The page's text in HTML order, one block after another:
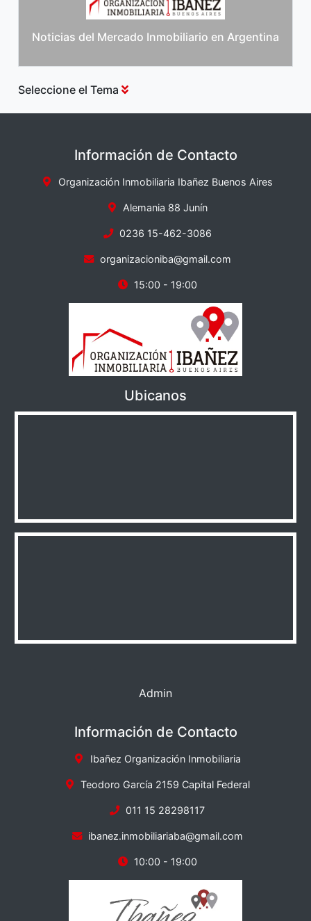
Noticias del Mercado Inmobiliario en Argentina
Seleccione el Tema
Información de Contacto
Organización Inmobiliaria Ibañez Buenos Aires
Alemania 88 Junín
0236 15-462-3086
organizacioniba@gmail.com
15:00 - 19:00
Ubicanos
Admin
Información de Contacto
Ibañez Organización Inmobiliaria
Teodoro García 2159 Capital Federal
011 15 28298117
ibanez.inmobiliariaba@gmail.com
10:00 - 19:00